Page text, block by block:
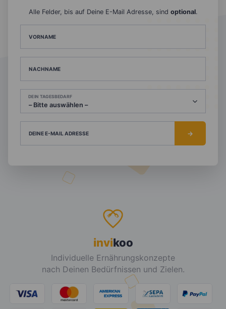
Alle Felder, bis auf Deine E-Mail Adresse, sind optional.
VORNAME
NACHNAME
DEIN TAGESBEDARF
DEINE E-MAIL ADRESSE
invikoo
Individuelle Ernährungskonzepte
nach Deinen Bedürfnissen und Zielen.